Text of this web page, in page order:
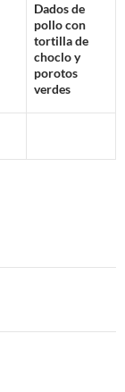
Dados de
pollo con
tortilla de
choclo y
porotos
verdes